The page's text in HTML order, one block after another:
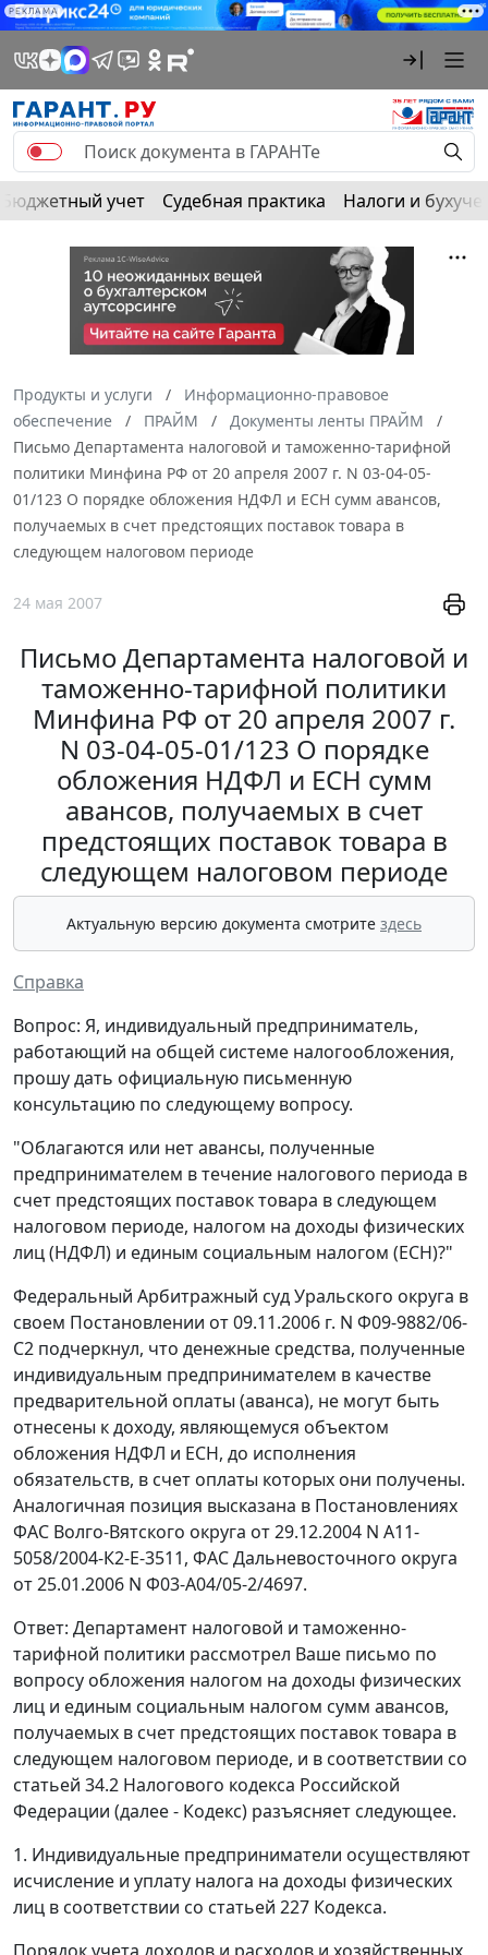
РЕКЛАМА
Бюджетный учет Судебная практика Налоги и
Продукты и услуги
Информационно-правовое
обеспечение
ПРАЙМ
Документы ленты ПРАЙМ
Письмо Департамента налоговой и таможенно-тарифной
политики Минфина РФ от 20 апреля 2007 г. N 03-04-05-
01/123 О порядке обложения НДФЛ и ЕСН сумм авансов,
получаемых в счет предстоящих поставок товара в
следующем налоговом периоде
24 мая 2007
Письмо Департамента налоговой и
таможенно-тарифной политики
Минфина РФ от 20 апреля 2007 г.
N 03-04-05-01/123 О порядке
обложения НДФЛ и ЕСН сумм
авансов, получаемых в счет
предстоящих поставок товара в
следующем налоговом периоде
Актуальную версию документа смотрите здесь
Справка
Вопрос: Я, индивидуальный предприниматель,
работающий на общей системе налогообложения,
прошу дать официальную письменную
консультацию по следующему вопросу.
"Облагаются или нет авансы, полученные
предпринимателем в течение налогового периода в
счет предстоящих поставок товара в следующем
налоговом периоде, налогом на доходы физических
лиц (НДФЛ) и единым социальным налогом (ЕСН)?"
Федеральный Арбитражный суд Уральского округа в
своем Постановлении от 09.11.2006 г. N Ф09-9882/06-
С2 подчеркнул, что денежные средства, полученные
индивидуальным предпринимателем в качестве
предварительной оплаты (аванса), не могут быть
отнесены к доходу, являющемуся объектом
обложения НДФЛ и ЕСН, до исполнения
обязательств, в счет оплаты которых они получены.
Аналогичная позиция высказана в Постановлениях
ФАС Волго-Вятского округа от 29.12.2004 N А11-
5058/2004-К2-Е-3511, ФАС Дальневосточного округа
от 25.01.2006 N Ф03-А04/05-2/4697.
Ответ: Департамент налоговой и таможенно-
тарифной политики рассмотрел Ваше письмо по
вопросу обложения налогом на доходы физических
лиц и единым социальным налогом сумм авансов,
получаемых в счет предстоящих поставок товара в
следующем налоговом периоде, и в соответствии со
статьей 34.2 Налогового кодекса Российской
Федерации (далее - Кодекс) разъясняет следующее.
1. Индивидуальные предприниматели осуществляют
исчисление и уплату налога на доходы физических
лиц в соответствии со статьей 227 Кодекса.